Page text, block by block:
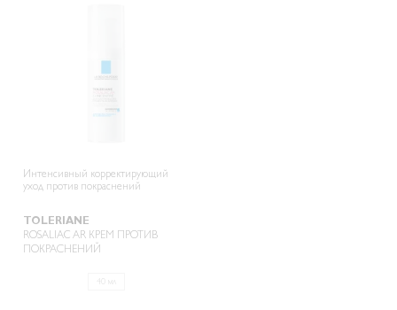
Интенсивный корректирующий
уход против покраснений
TOLERIANE
ROSALIAC AR КРЕМ ПРОТИВ
ПОКРАСНЕНИЙ
40 мл